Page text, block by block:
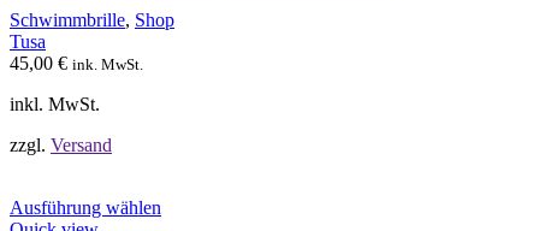
Optionen
können
Schwimmbrille, Shop
Tusa
45,00 € ink. MwSt.
inkl. MwSt.
zzgl. Versand
Ausführung wählen